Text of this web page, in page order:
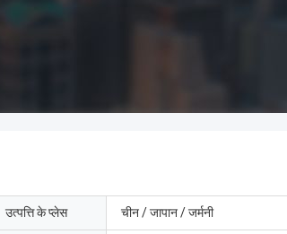
उत्पत्ति के प्लेस चीन / जापान / जर्मनी